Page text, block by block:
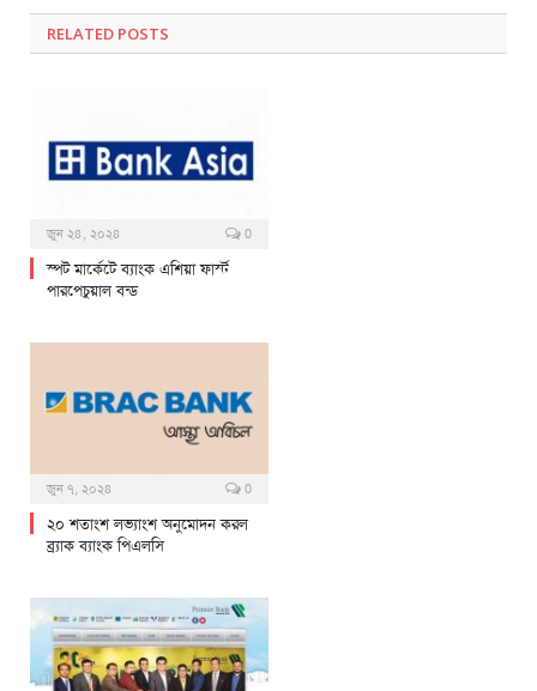
RELATED POSTS
জুন ২৪, ২০২৪ 0
স্পট মার্কেটে ব্যাংক এশিয়া ফার্স্ট
পারপেচুয়াল বন্ড
জুন ৭, ২০২৪ 0
২০ শতাংশ লভ্যাংশ অনুমোদন করল
ব্র্যাক ব্যাংক পিএলসি